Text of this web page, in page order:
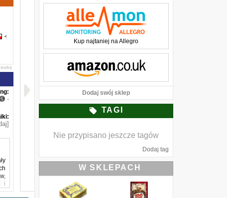
-
i
Kup najtaniej na Allegro
Dodaj swój sklep
TAGI
Nie przypisano jeszcze tagów
Dodaj tag
W SKLEPACH